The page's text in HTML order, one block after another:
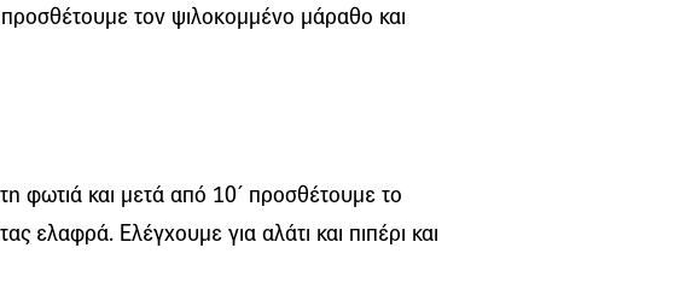
τον ψιλοκομμένο μάραθο και
φωτιά και μετά από 10΄ προσθέτουμε το
ελαφρά. Ελέγχουμε για αλάτι και πιπέρι και